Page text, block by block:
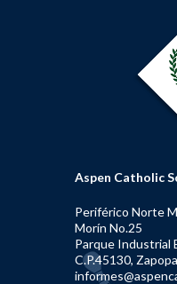
Aspen Catholic
Periférico Norte
Morín No.25
Parque Industrial
C.P.45130,